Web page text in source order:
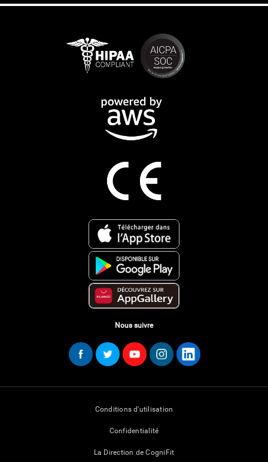
Nous suivre
Conditions d'utilisation
Confidentialité
La Direction de CogniFit